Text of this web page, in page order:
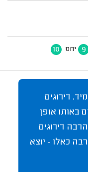
9 יחס 10
דירוגים
באותו אופן
דירוגים
כאלו - יוצא